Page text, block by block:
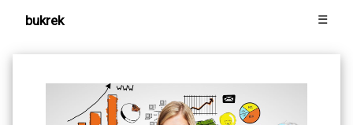
bukrek ☰